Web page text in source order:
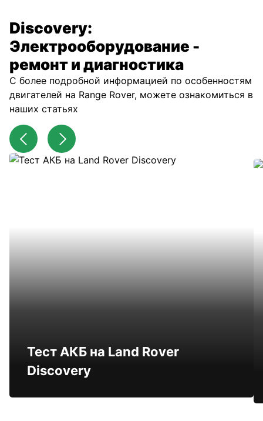
Discovery:
Электрооборудование -
ремонт и диагностика
С более подробной информацией по особенностям
двигателей на Range Rover, можете ознакомиться в
наших статьях
Тест АКБ на Land Rover
Discovery